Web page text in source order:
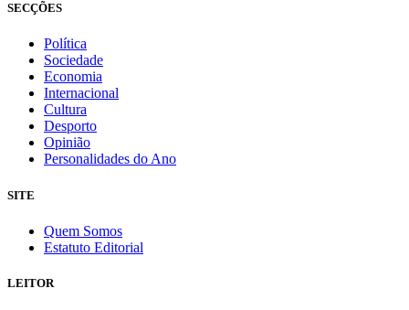
SECÇÕES
Política
Sociedade
Economia
Internacional
Cultura
Desporto
Opinião
Personalidades do Ano
SITE
Quem Somos
Estatuto Editorial
LEITOR